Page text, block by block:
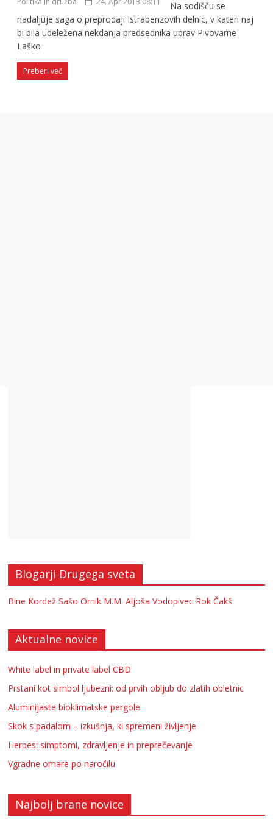
Na sodišču se
nadaljuje saga o preprodaji Istrabenzovih delnic, v kateri naj
bi bila udeležena nekdanja predsednika uprav Pivovarne
Laško
Preberi več
Blogarji Drugega sveta
Bine Kordež Sašo Ornik M.M. Aljoša Vodopivec Rok Čakš
Aktualne novice
White label in private label CBD
Prstani kot simbol ljubezni: od prvih obljub do zlatih obletnic
Aluminijaste bioklimatske pergole
Skok s padalom – izkušnja, ki spremeni življenje
Herpes: simptomi, zdravljenje in preprečevanje
Vgradne omare po naročilu
Najbolj brane novice